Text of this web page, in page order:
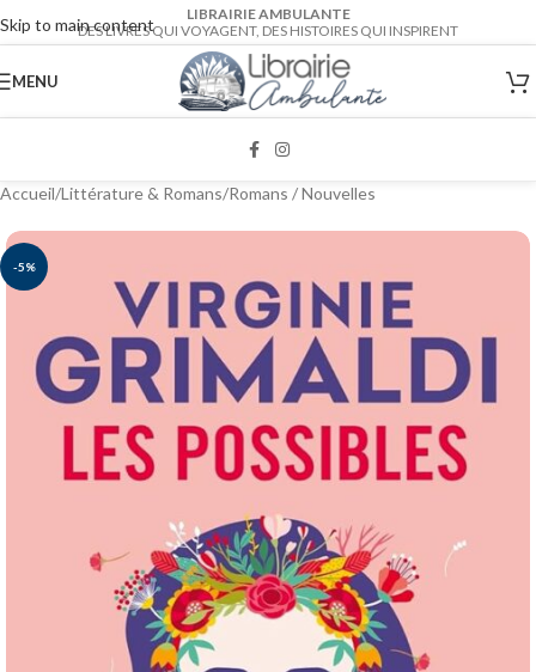
Skip to main content
LIBRAIRIE AMBULANTE
DES LIVRES QUI VOYAGENT, DES HISTOIRES QUI INSPIRENT
MENU
Accueil/Littérature & Romans/Romans / Nouvelles
-5%